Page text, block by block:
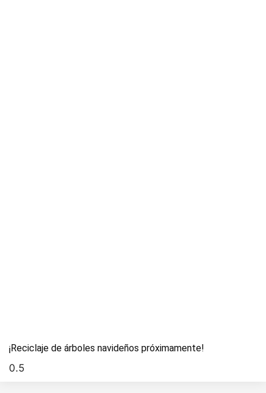
¡Reciclaje de árboles navideños próximamente!